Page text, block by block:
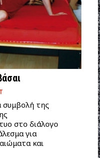
συμβολή της
στο διάλογο
για
και